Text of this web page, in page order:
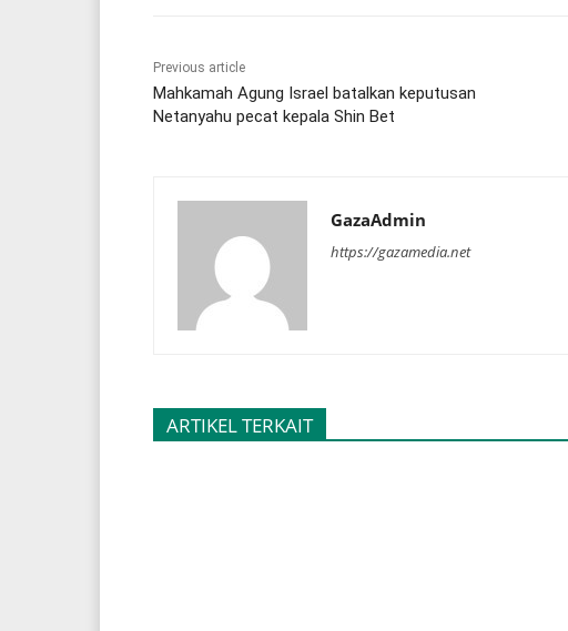
Previous article
Mahkamah Agung Israel batalkan keputusan
Netanyahu pecat kepala Shin Bet
GazaAdmin
https://gazamedia.net
ARTIKEL TERKAIT